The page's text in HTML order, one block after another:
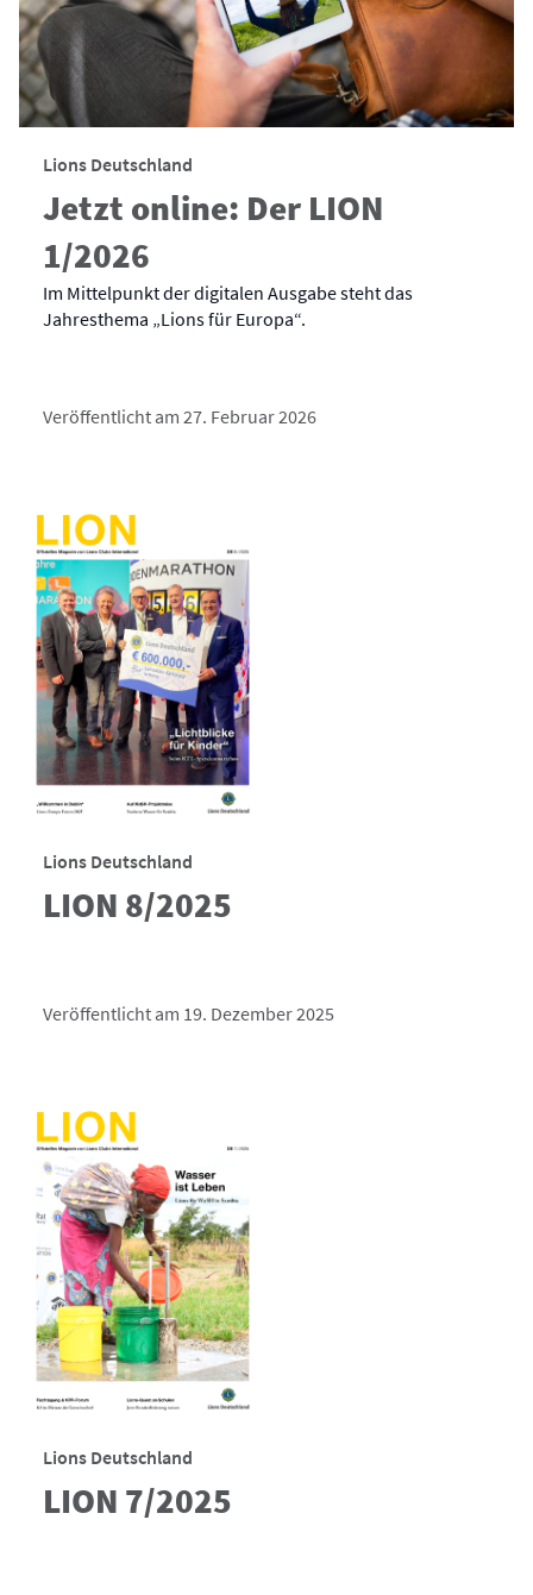
Lions Deutschland
Jetzt online: Der LION
1/2026
Im Mittelpunkt der digitalen Ausgabe steht das
Jahresthema „Lions für Europa“.
Veröffentlicht am 27. Februar 2026
Lions Deutschland
LION 8/2025
Veröffentlicht am 19. Dezember 2025
Lions Deutschland
LION 7/2025